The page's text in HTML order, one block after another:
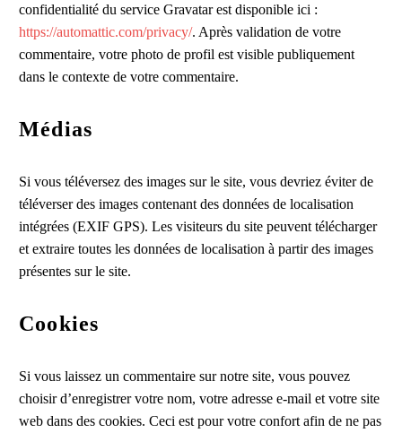
confidentialité du service Gravatar est disponible ici :
https://automattic.com/privacy/. Après validation de votre
commentaire, votre photo de profil est visible publiquement
dans le contexte de votre commentaire.
Médias
Si vous téléversez des images sur le site, vous devriez éviter de
téléverser des images contenant des données de localisation
intégrées (EXIF GPS). Les visiteurs du site peuvent télécharger
et extraire toutes les données de localisation à partir des images
présentes sur le site.
Cookies
Si vous laissez un commentaire sur notre site, vous pouvez
choisir d’enregistrer votre nom, votre adresse e-mail et votre site
web dans des cookies. Ceci est pour votre confort afin de ne pas